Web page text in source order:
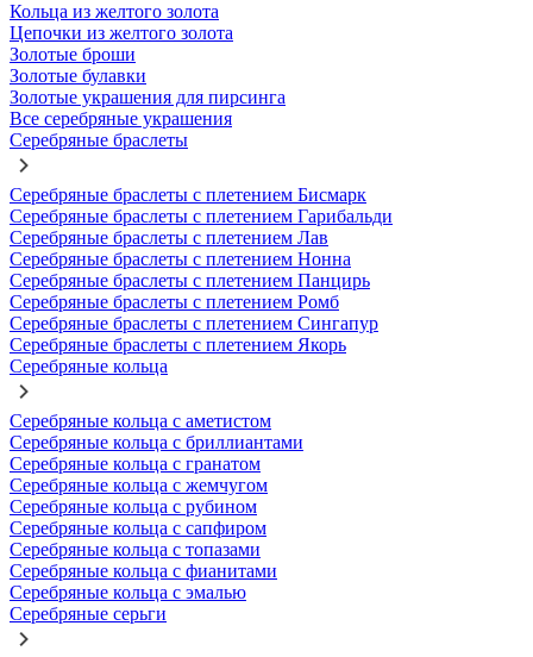
Кольца из желтого золота
Цепочки из желтого золота
Золотые броши
Золотые булавки
Золотые украшения для пирсинга
Все серебряные украшения
Серебряные браслеты
Серебряные браслеты с плетением Бисмарк
Серебряные браслеты с плетением Гарибальди
Серебряные браслеты с плетением Лав
Серебряные браслеты с плетением Нонна
Серебряные браслеты с плетением Панцирь
Серебряные браслеты с плетением Ромб
Серебряные браслеты с плетением Сингапур
Серебряные браслеты с плетением Якорь
Серебряные кольца
Серебряные кольца с аметистом
Серебряные кольца с бриллиантами
Серебряные кольца с гранатом
Серебряные кольца с жемчугом
Серебряные кольца с рубином
Серебряные кольца с сапфиром
Серебряные кольца с топазами
Серебряные кольца с фианитами
Серебряные кольца с эмалью
Серебряные серьги